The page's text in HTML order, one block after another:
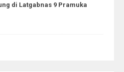
di Latgabnas 9 Pramuka